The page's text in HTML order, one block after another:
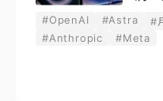
獄」
#OpenAI #Astra #
#Anthropic
#Meta